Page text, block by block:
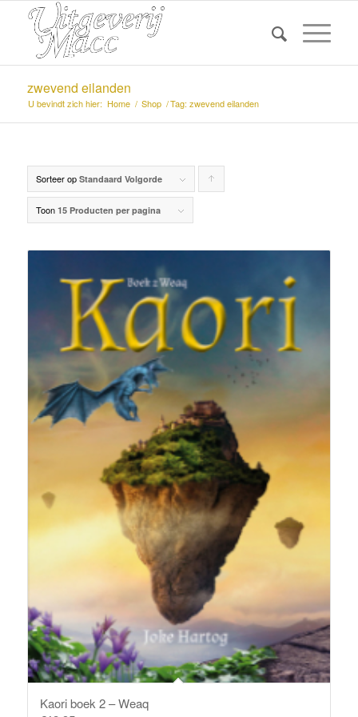
zwevend eilanden
U bevindt zich hier: Home / Shop /Tag: zwevend eilanden
Sorteer op Standaard Volgorde
Toon 15 Producten per pagina
Kaori boek 2 – Weaq